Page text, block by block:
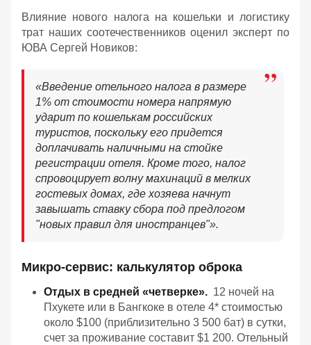
Влияние нового налога на кошельки и логистику
трат наших соотечественников оценил эксперт по
ЮВА Сергей Новиков:
«Введение отельного налога в размере
1% от стоимости номера напрямую
ударит по кошелькам российских
туристов, поскольку его придется
доплачивать наличными на стойке
регистрации отеля. Кроме того, налог
спровоцирует волну махинаций в мелких
гостевых домах, где хозяева начнут
завышать ставку сбора под предлогом
"новых правил для иностранцев"».
Микро-сервис: калькулятор оброка
Отдых в средней «четверке». 12 ночей на
Пхукете или в Бангкоке в отеле 4* стоимостью
около $100 (приблизительно 3 500 бат) в сутки,
счет за проживание составит $1 200. Отельный